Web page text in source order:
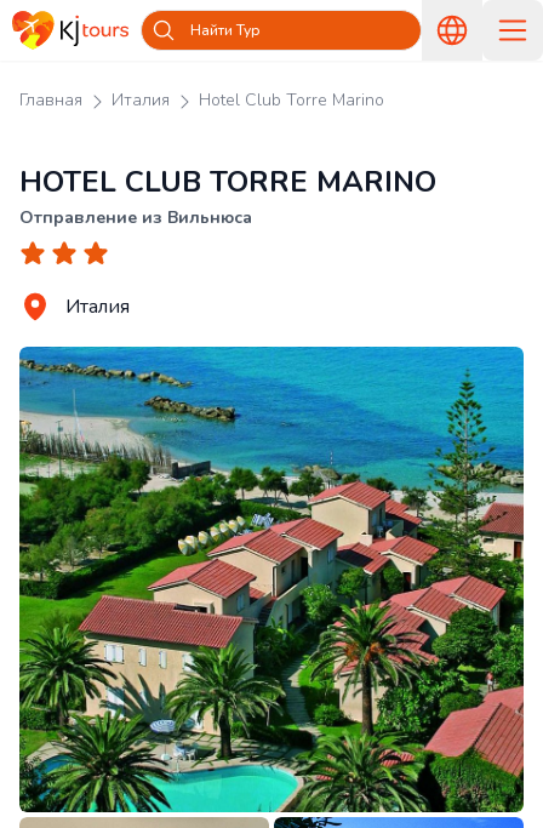
Найти Тур
Главная Италия Hotel Club Torre Marino
HOTEL CLUB TORRE MARINO
Отправление из Вильнюса
Италия